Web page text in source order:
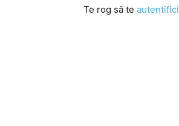
Te rog să te autentifici